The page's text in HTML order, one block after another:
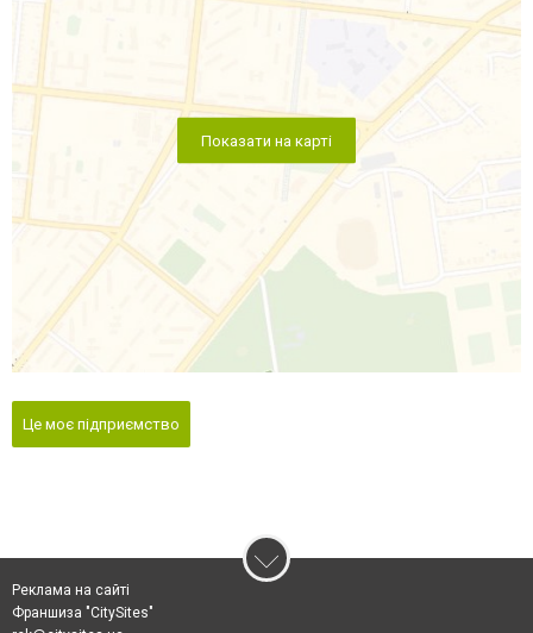
Показати на карті
Це моє підприємство
Реклама на сайті
Франшиза "CitySites"